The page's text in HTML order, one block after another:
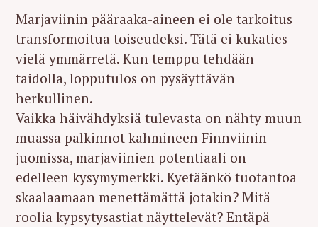
Marjaviinin pääraaka-aineen ei ole tarkoitus
transformoitua toiseudeksi. Tätä ei kukaties
vielä ymmärretä. Kun temppu tehdään
taidolla, lopputulos on pysäyttävän
herkullinen.
Vaikka häivähdyksiä tulevasta on nähty muun
muassa palkinnot kahmineen Finnviinin
juomissa, marjaviinien potentiaali on
edelleen kysymymerkki. Kyetäänkö tuotantoa
skaalaamaan menettämättä jotakin? Mitä
roolia kypsytysastiat näyttelevät? Entäpä